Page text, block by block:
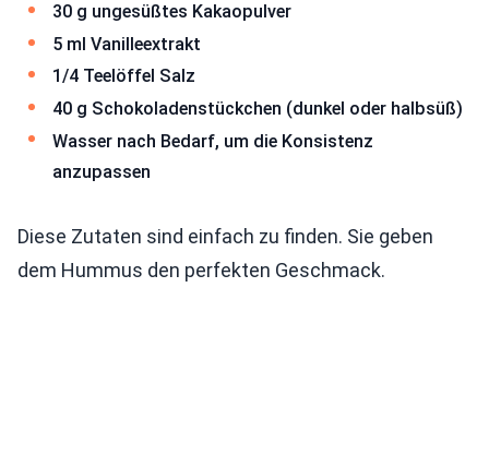
30 g ungesüßtes Kakaopulver
5 ml Vanilleextrakt
1/4 Teelöffel Salz
40 g Schokoladenstückchen (dunkel oder halbsüß)
Wasser nach Bedarf, um die Konsistenz
anzupassen
Diese Zutaten sind einfach zu finden. Sie geben
dem Hummus den perfekten Geschmack.